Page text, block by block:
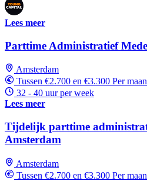
Lees meer
Parttime Administratief
Amsterdam
Tussen €2.700 en €3.300 Per
32 - 40 uur per week
Lees meer
Tijdelijk parttime
Amsterdam
Amsterdam
Tussen €2.700 en €3.300 Per